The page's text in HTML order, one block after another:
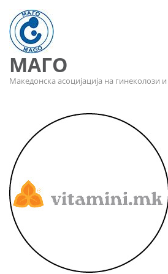
МАГО
Македонска асоцијација на гинеколози